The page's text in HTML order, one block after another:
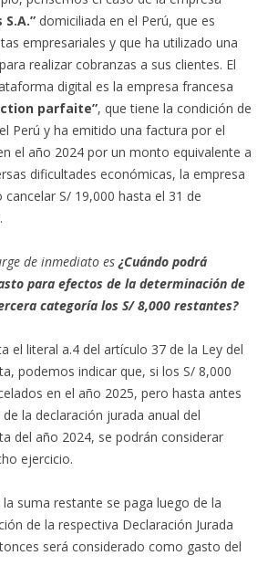
domiciliada en el Perú, que es
empresariales y que ha utilizado una
realizar cobranzas a sus clientes. El
digital es la empresa francesa
parfaite”, que tiene la condición de
Perú y ha emitido una factura por el
el año 2024 por un monto equivalente a
dificultades económicas, la empresa
S/ 19,000 hasta el 31 de
de inmediato es¿Cuándo podrá
para efectos de la determinación de
categoría los S/ 8,000 restantes?
el literal a.4 del artículo 37 de la Ley del
podemos indicar que, si los S/ 8,000
en el año 2025, pero hasta antes
la declaración jurada anual del
del año 2024, se podrán considerar
ejercicio.
suma restante se paga luego de la
de la respectiva Declaración Jurada
será considerado como gasto del